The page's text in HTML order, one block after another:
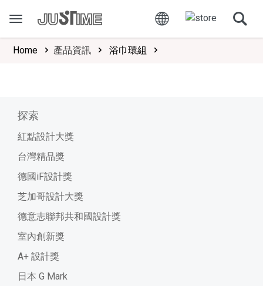
Home 產品資訊 浴巾環組
探索
紅點設計大獎
台灣精品獎
德國iF設計獎
芝加哥設計大獎
德意志聯邦共和國設計獎
室內創新獎
A+ 設計獎
日本 G Mark